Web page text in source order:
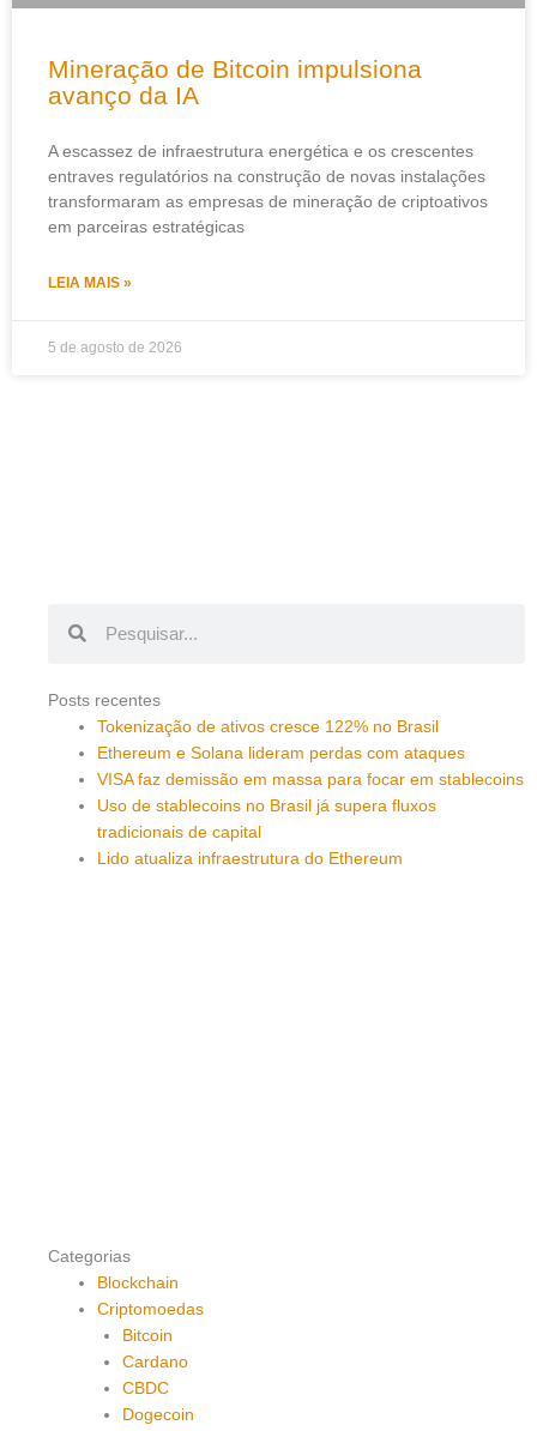
Mineração de Bitcoin impulsiona
avanço da IA
A escassez de infraestrutura energética e os crescentes
entraves regulatórios na construção de novas instalações
transformaram as empresas de mineração de criptoativos
em parceiras estratégicas
LEIA MAIS »
5 de agosto de 2026
Posts recentes
Tokenização de ativos cresce 122% no Brasil
Ethereum e Solana lideram perdas com ataques
VISA faz demissão em massa para focar em stablecoins
Uso de stablecoins no Brasil já supera fluxos
tradicionais de capital
Lido atualiza infraestrutura do Ethereum
Categorias
Blockchain
Criptomoedas
Bitcoin
Cardano
CBDC
Dogecoin